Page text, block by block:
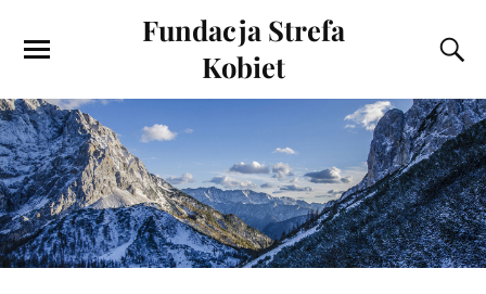
Fundacja Strefa
Kobiet